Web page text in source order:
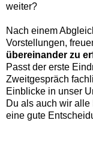
weiter?
Nach einem
Vorstellungen,
übereinander zu
Passt der erste
Zweitgespräch
Einblicke in unser
Du als auch wir
eine gute